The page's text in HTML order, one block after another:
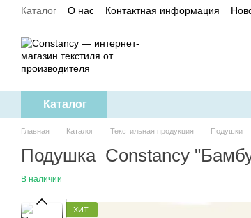
Перейти к основному контенту
Каталог О нас Контактная информация
Каталог
Главная Каталог Текстильная продукция Подушки
Подушка Constancy
В наличии
ХИТ